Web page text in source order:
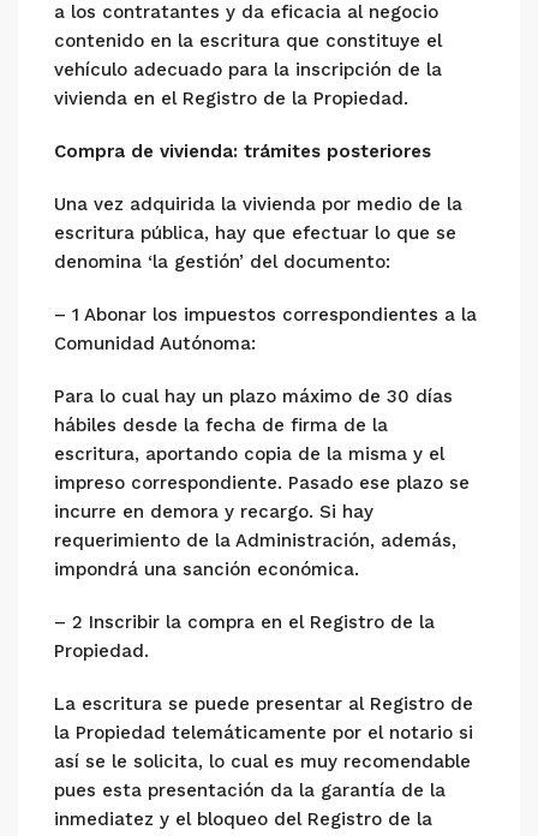
a los contratantes y da eficacia al negocio
contenido en la escritura que constituye el
vehículo adecuado para la inscripción de la
vivienda en el Registro de la Propiedad.
Compra de vivienda: trámites posteriores
Una vez adquirida la vivienda por medio de la
escritura pública, hay que efectuar lo que se
denomina ‘la gestión’ del documento:
– 1 Abonar los impuestos correspondientes a la
Comunidad Autónoma:
Para lo cual hay un plazo máximo de 30 días
hábiles desde la fecha de firma de la
escritura, aportando copia de la misma y el
impreso correspondiente. Pasado ese plazo se
incurre en demora y recargo. Si hay
requerimiento de la Administración, además,
impondrá una sanción económica.
– 2 Inscribir la compra en el Registro de la
Propiedad.
La escritura se puede presentar al Registro de
la Propiedad telemáticamente por el notario si
así se le solicita, lo cual es muy recomendable
pues esta presentación da la garantía de la
inmediatez y el bloqueo del Registro de la